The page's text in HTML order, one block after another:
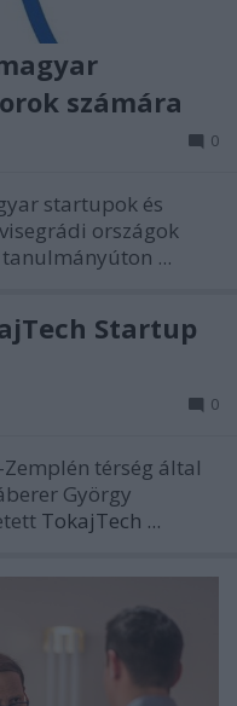
számára
0
startupok és
országok
...
Startup
0
térség által
György
TokajTech ...